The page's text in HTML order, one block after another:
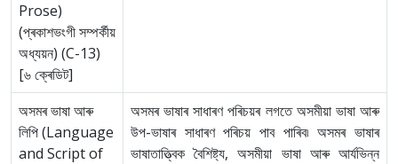
Prose)
(প্ৰকাশভংগী সম্পৰ্কীয়
অধ্যয়ন) (C-13)
[৬ ক্ৰেডিট]
অসমৰ ভাষা আৰু
লিপি (Language
and Script of
অসমৰ ভাষাৰ সাধাৰণ পৰিচয়ৰ লগতে অসমীয়া ভাষা আৰু
উপ-ভাষাৰ সাধাৰণ পৰিচয় পাব পাৰিব৷ অসমৰ ভাষাৰ
ভাষাতাত্ত্বিক বৈশিষ্ট্য, অসমীয়া ভাষা আৰু আৰ্যভিন্ন